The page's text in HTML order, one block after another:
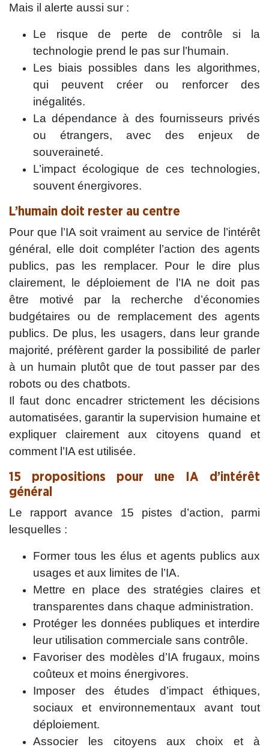
Mais il alerte aussi sur :
Le risque de perte de contrôle si la
technologie prend le pas sur l’humain.
Les biais possibles dans les algorithmes,
qui peuvent créer ou renforcer des
inégalités.
La dépendance à des fournisseurs privés
ou étrangers, avec des enjeux de
souveraineté.
L’impact écologique de ces technologies,
souvent énergivores.
L’humain doit rester au centre
Pour que l’IA soit vraiment au service de l’intérêt
général, elle doit compléter l’action des agents
publics, pas les remplacer. Pour le dire plus
clairement, le déploiement de l’IA ne doit pas
être motivé par la recherche d’économies
budgétaires ou de remplacement des agents
publics. De plus, les usagers, dans leur grande
majorité, préfèrent garder la possibilité de parler
à un humain plutôt que de tout passer par des
robots ou des chatbots.
Il faut donc encadrer strictement les décisions
automatisées, garantir la supervision humaine et
expliquer clairement aux citoyens quand et
comment l’IA est utilisée.
15 propositions pour une IA d’intérêt
général
Le rapport avance 15 pistes d’action, parmi
lesquelles :
Former tous les élus et agents publics aux
usages et aux limites de l’IA.
Mettre en place des stratégies claires et
transparentes dans chaque administration.
Protéger les données publiques et interdire
leur utilisation commerciale sans contrôle.
Favoriser des modèles d’IA frugaux, moins
coûteux et moins énergivores.
Imposer des études d’impact éthiques,
sociaux et environnementaux avant tout
déploiement.
Associer les citoyens aux choix et à